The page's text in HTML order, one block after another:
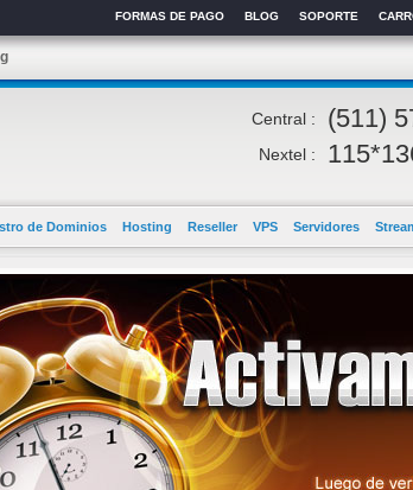
FORMAS DE PAGO BLOG SOPORTE
Central : (511)
Nextel :
de Dominios Hosting Reseller VPS Servidores